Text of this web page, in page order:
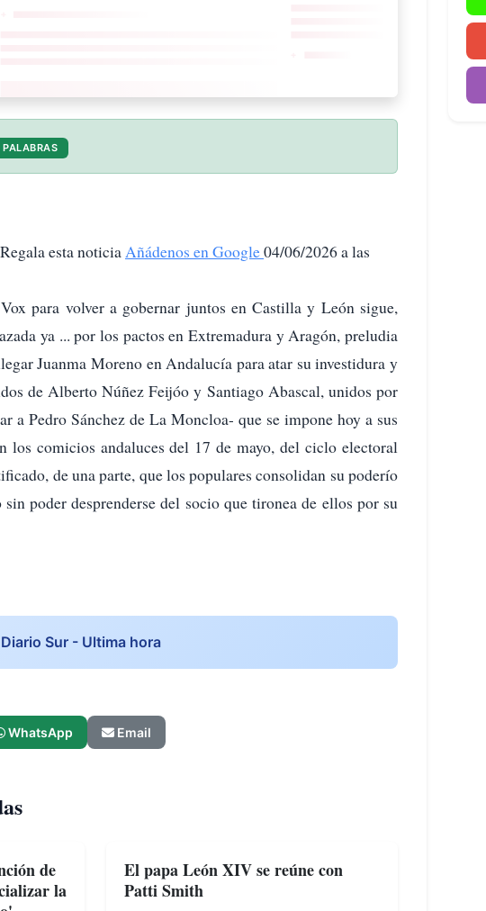
esta noticia Añádenos en Google04/06/2026 a las
para volver a gobernar juntos en Castilla y León sigue,
ya ... por los pactos en Extremadura y Aragón, preludia
Juanma Moreno en Andalucía para atar su investidura y
de Alberto Núñez Feijóo y Santiago Abascal, unidos por
a Pedro Sánchez de La Moncloa- que se impone hoy a sus
los comicios andaluces del 17 de mayo, del ciclo electoral
de una parte, que los populares consolidan su poderío
poder desprenderse del socio que tironea de ellos por su
Sur - Ultima hora
WhatsApp Email
de
la
El papa León XIV se reúne con
Patti Smith